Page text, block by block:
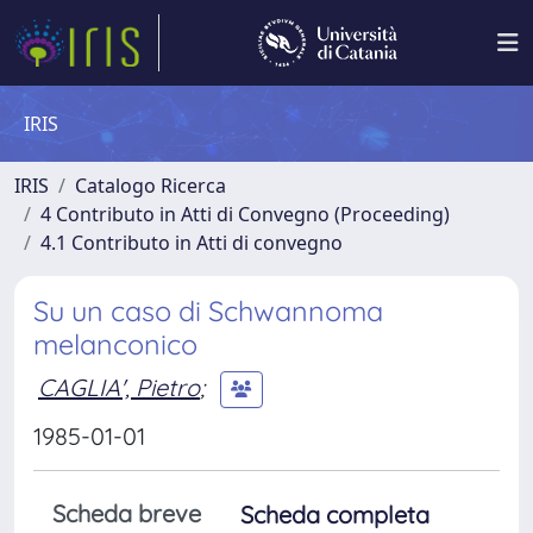
IRIS
IRIS
Catalogo Ricerca
4 Contributo in Atti di Convegno (Proceeding)
4.1 Contributo in Atti di convegno
Su un caso di Schwannoma
melanconico
CAGLIA', Pietro;
1985-01-01
Scheda breve
Scheda completa